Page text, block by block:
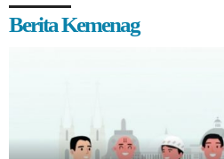
Berita Kemenag